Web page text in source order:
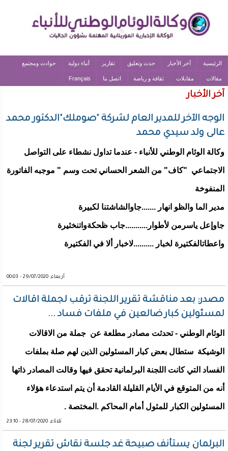
الرئيسية آخر الأخبار حدث وتعليق تقارير أنباء دولية حوادث ومجتمع
مقالات مقابلات ثقافة و رياضة اتصل بنا Français
آخر الأخبار
الوجه الآخر للمدير العام لشركة "صوملك"الدكتور محمد
عالى ولد سيدي محمد
وكالة الوئام الوطني للأنباء - عندما تداول نشطاء على التواصل
الاجتماعي "كاف" من الشعر الحساني تحت وسم " موجبه الفاتورة
المنفوخة
مدير الما والظو انهار .......جاوالشاشتنا لكبيرة
جاوإعل ياسرمن لأطوار...........جاب ظحكةواتنخثيرة
واعطاتالفكتيرة لخبار ..........لاخبار ألا في الفكتيرة
أربعاء, 29/07/2020 - 00:03
مصدر: بعد مناقشة تقرير اللجنة ترقب لجملة اقالات
لمسئولين كبار ضالعين في ملفات فساد ...
الوئام الوطني - تحدثت مصادر مطلعة عن جملة من الاقالات
الوشيكة ستطال بعض كبار المسئولين الذين لهم صلة بملفات
الفساد التي كانت اللجنة البرلمانية تحقق فيها وقالت المصادر ذاتها
أنه من المتوقع في الأيام القليلة القادمة أن يتم استدعاء هؤلاء
المسئولين الكبار للمثول أمام المحاكم .المختصة .
ثلاثاء, 28/07/2020 - 23:10
البرلمان يستأنف صبيحة غد جلسة نقاش تقرير لجنة